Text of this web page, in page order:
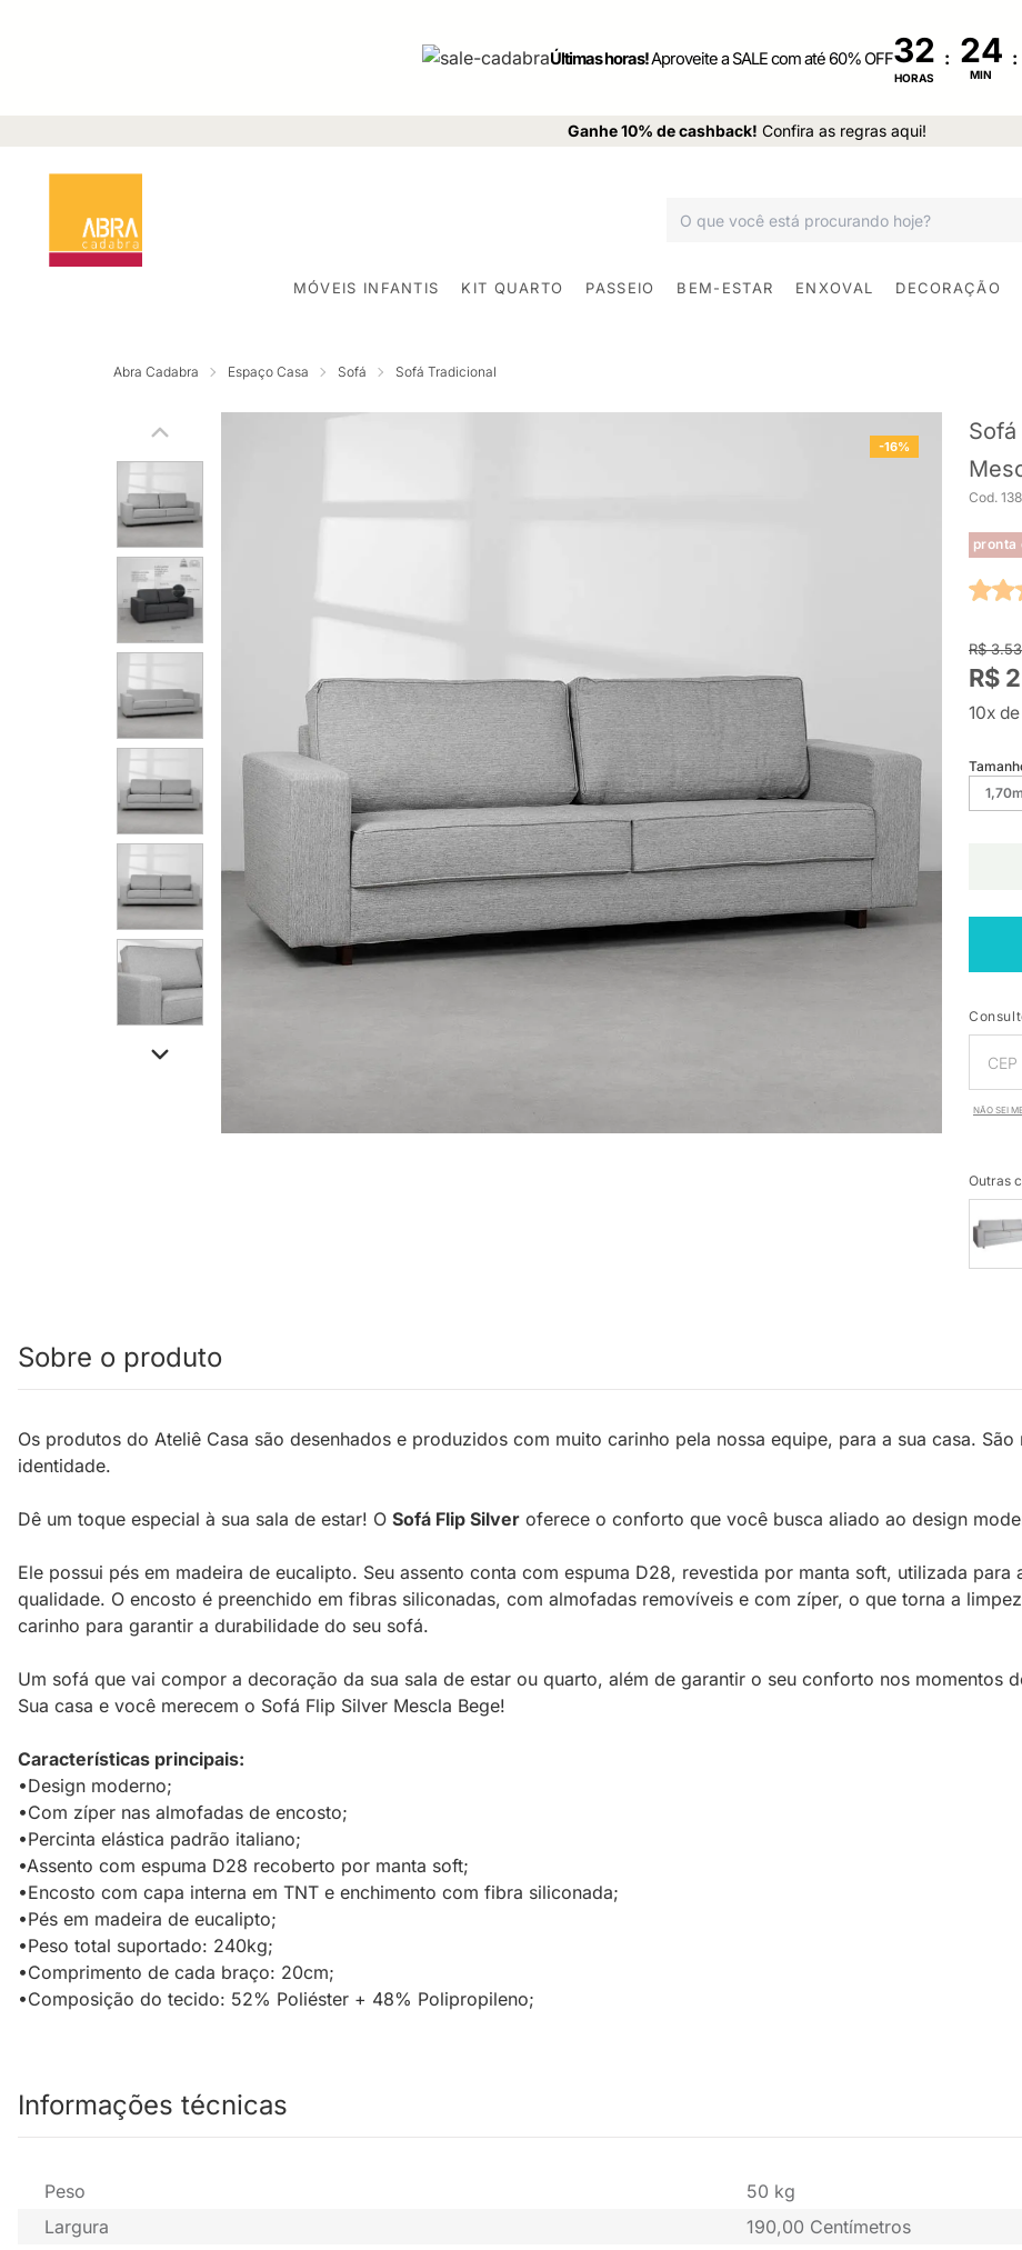
Últimas horas!Aproveite a SALE com até 60% OFF32
HORAS
:
MIN
:
Ganhe 10% de cashback! Confira as regras aqui!
MÓVEIS INFANTIS KIT QUARTO PASSEIO BEM-ESTAR ENXOVAL DECORAÇÃO
Abra Cadabra Espaço Casa Sofá Sofá Tradicional
-16%
Cod.
pronta
R$
R$
10x
1,70m
NÃO SEI
Outras
Sobre o produto
Os produtos do Ateliê Casa são desenhados e produzidos com muito carinho pela nossa equipe, para a sua casa.
identidade.
Dê um toque especial à sua sala de estar! O Sofá Flip Silver oferece o conforto que você busca aliado ao design
Ele possui pés em madeira de eucalipto. Seu assento conta com espuma D28, revestida por manta soft, utilizada
qualidade. O encosto é preenchido em fibras siliconadas, com almofadas removíveis e com zíper, o que torna a
carinho para garantir a durabilidade do seu sofá.
Um sofá que vai compor a decoração da sua sala de estar ou quarto, além de garantir o seu conforto nos momentos
Sua casa e você merecem o Sofá Flip Silver Mescla Bege!
Características principais:
•Design moderno;
•Com zíper nas almofadas de encosto;
•Percinta elástica padrão italiano;
•Assento com espuma D28 recoberto por manta soft;
•Encosto com capa interna em TNT e enchimento com fibra siliconada;
•Pés em madeira de eucalipto;
•Peso total suportado: 240kg;
•Comprimento de cada braço: 20cm;
•Composição do tecido: 52% Poliéster + 48% Polipropileno;
Informações técnicas
Peso
50 kg
Largura
190,00 Centímetros